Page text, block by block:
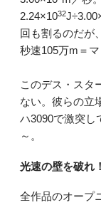
2.24×1032
回も割るのだが
秒速105万m＝マ
このデス・スタ
ない。彼らの立
ハ3090で激突し
～。
光速の壁を破れ！
全作品のオープ